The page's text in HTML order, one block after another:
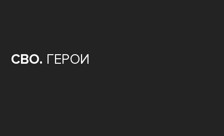
СВО. ГЕРОИ